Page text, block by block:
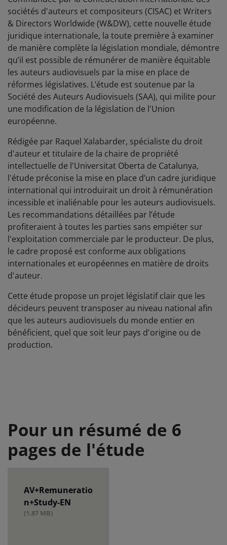
sociétés d'auteurs et compositeurs (CISAC) et Writers
& Directors Worldwide (W&DW), cette nouvelle étude
juridique internationale, la toute première à examiner
de manière complète la législation mondiale, démontre
qu’il est possible de rémunérer de manière équitable
les auteurs audiovisuels par la mise en place de
réformes législatives. L’étude est soutenue par la
Société des Auteurs Audiovisuels (SAA), qui milite pour
une modification de la législation de l'Union
européenne.
Rédigée par Raquel Xalabarder, spécialiste du droit
d'auteur et titulaire de la chaire de propriété
intellectuelle de l'Universitat Oberta de Catalunya,
l'étude préconise la mise en place d’un cadre juridique
international qui introduirait un droit à rémunération
incessible et inaliénable pour les auteurs audiovisuels.
Les recommandations détaillées par l’étude
profiteraient à toutes les parties sans empiéter sur
l'exploitation commerciale par le producteur. De plus,
le cadre proposé est conforme aux obligations
internationales et européennes en matière de droits
d'auteur.
Cette étude propose un projet législatif clair que les
décideurs peuvent transposer au niveau national afin
que les auteurs audiovisuels du monde entier en
bénéficient, quel que soit leur pays d'origine ou de
production.
Pour un résumé de 6
pages de l'étude
AV+Remuneratio
n+Study-EN
(1.87 MB)